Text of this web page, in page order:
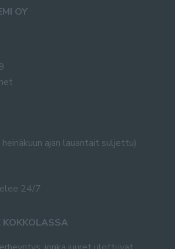
OY
ajan lauantait suljettu)
24/7
KOKKOLASSA